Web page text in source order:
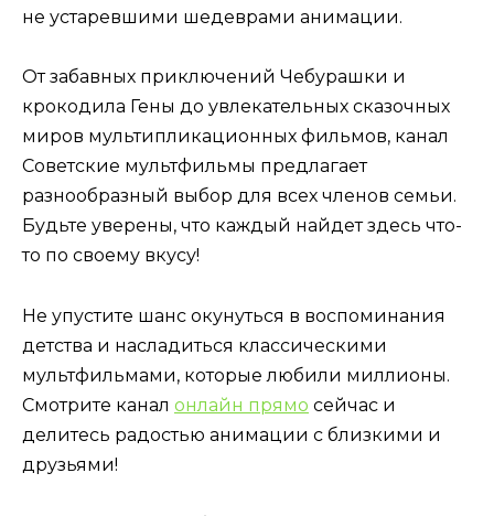
не устаревшими шедеврами анимации.
От забавных приключений Чебурашки и
крокодила Гены до увлекательных сказочных
миров мультипликационных фильмов, канал
Советские мультфильмы предлагает
разнообразный выбор для всех членов семьи.
Будьте уверены, что каждый найдет здесь что-
то по своему вкусу!
Не упустите шанс окунуться в воспоминания
детства и насладиться классическими
мультфильмами, которые любили миллионы.
Смотрите канал онлайн прямо сейчас и
делитесь радостью анимации с близкими и
друзьями!